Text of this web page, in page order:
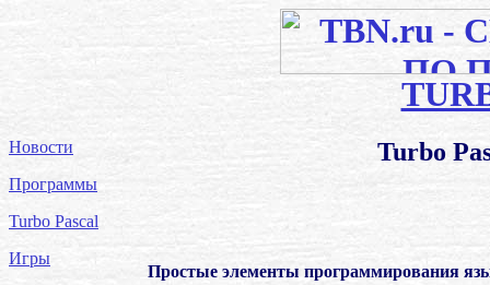
Новости
Программы
Turbo Pascal
Игры
Turbo
Простые элементы программирования